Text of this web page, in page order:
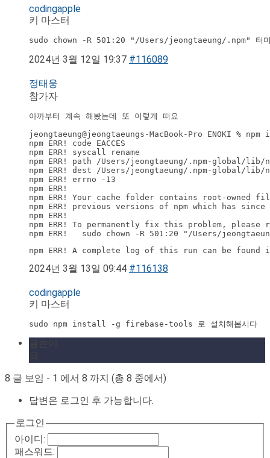
codingapple
키 마스터
sudo chown -R 501:20 "/Users/jeongtaeung/.npm" 터미널
2024년 3월 12일 19:37 #116089
정태웅
참가자
아까부터 계속 해봤는데 또 이렇게 떠요
jeongtaeung@jeongtaeungs-MacBook-Pro ENOKI %
npm ERR! code EACCES
npm ERR! syscall rename
npm ERR! path /Users/jeongtaeung/.npm-global/lib/
npm ERR! dest /Users/jeongtaeung/.npm-global/lib/
npm ERR! errno -13
npm ERR!
npm ERR! Your cache folder contains root-owned
npm ERR! previous versions of npm which has since
npm ERR!
npm ERR! To permanently fix this problem, please
npm ERR!   sudo chown -R 501:20 "/Users/
npm ERR! A complete log of this run can be found
2024년 3월 13일 09:44 #116138
codingapple
키 마스터
sudo npm install -g firebase-tools 로 설치해봅시다
8 글 보임 - 1 에서 8 까지 (총 8 중에서)
답변은 로그인 후 가능합니다.
로그인
아이디:
패스워드: